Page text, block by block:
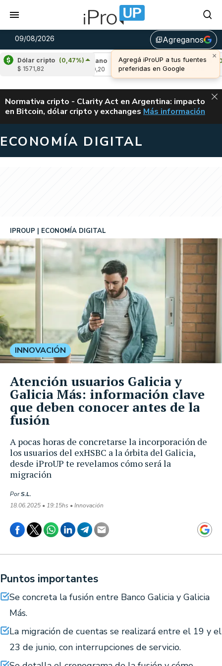
09/08/2026 library_addAgreganos
×
Agregá iProUP a tus fuentes
preferidas en Google
Dólar cripto (0,47%)
$ 1571,82
Cardano
(-0,57%)
Avalanche
u$s 6,48
ALERTA
Normativa cripto - Clarity Act en Argentina: impacto
en Bitcoin, dólar cripto y exchanges CLARITY ACT EN
Más información
ECONOMÍA DIGITAL
A pocas horas de concretarse la incorporación de
los usuarios del exHSBC a la órbita del Galicia,
desde iProUP te revelamos cómo será la
migración
IPROUP ECONOMÍA DIGITAL
PorS.L.
18.06.2025 • 19:15hs • Innovación
INNOVACIÓN
Atención usuarios Galicia y
Galicia Más: información clave
que deben conocer antes de la
fusión
Puntos importantes
Se concreta la fusión entre Banco Galicia y Galicia
Más.
La migración de cuentas se realizará entre el 19 y el
23 de junio, con interrupciones de servicio.